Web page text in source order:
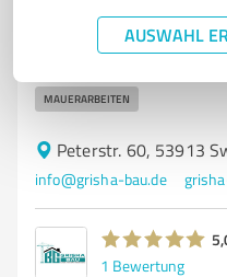
AUSWAHL
HOCHBAU
MAUERARBEITEN
Peterstr. 60, 53913
info@grisha-bau.de
1 Bewertung